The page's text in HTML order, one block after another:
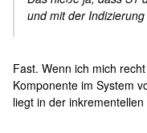
und mit der
Fast. Wenn ich mich
Komponente im System
liegt in der